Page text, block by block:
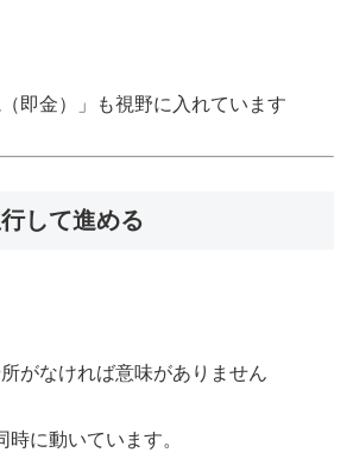
即金）」も視野に入れています
して進める
がなければ意味がありません
に動いています。